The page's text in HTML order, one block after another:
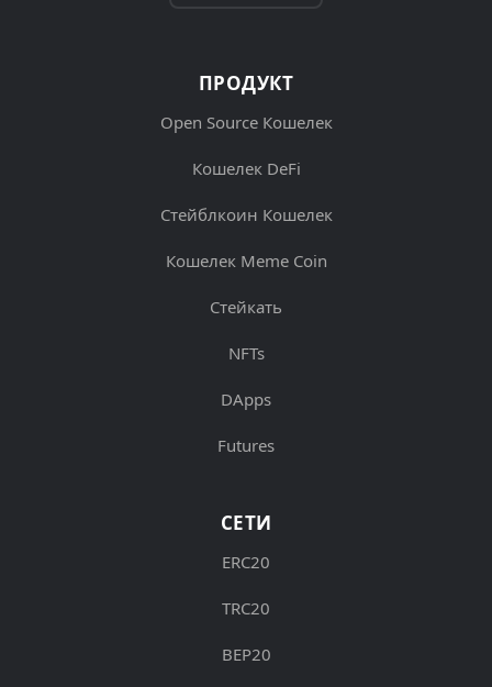
ПРОДУКТ
Open Source Кошелек
Кошелек DeFi
Стейблкоин Кошелек
Кошелек Meme Coin
Стейкать
NFTs
DApps
Futures
СЕТИ
ERC20
TRC20
BEP20